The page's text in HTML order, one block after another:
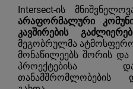
Intersect-ის
არაფორმალური
კავშირების
მეგობრულმა
მონაწილეებს შორის და
პროექტებისა
თანამშრომლობების